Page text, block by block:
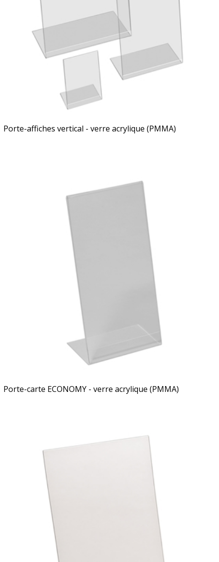
Porte-affiches vertical - verre acrylique (PMMA)
Porte-carte ECONOMY - verre acrylique (PMMA)